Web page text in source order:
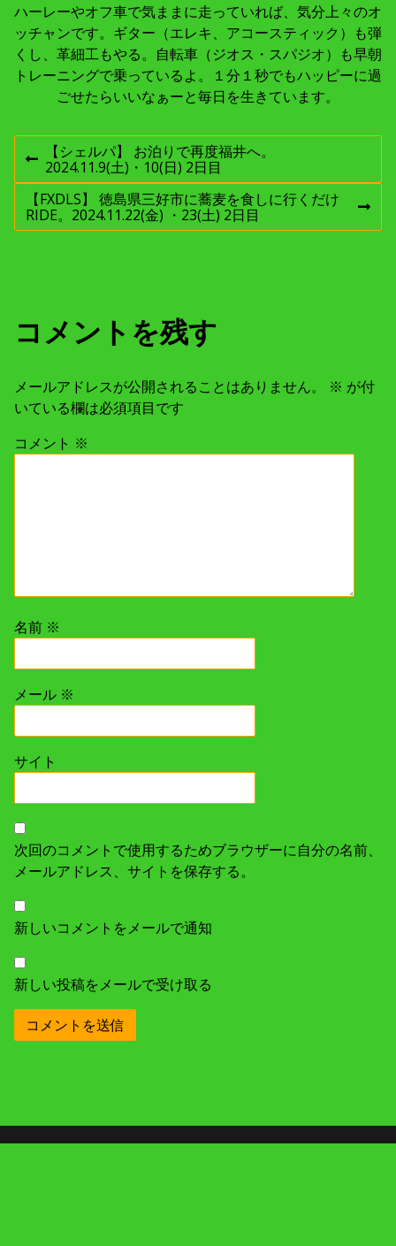
ハーレーやオフ車で気ままに走っていれば、気分上々のオ
ッチャンです。ギター（エレキ、アコースティック）も弾
くし、革細工もやる。自転車（ジオス・スパジオ）も早朝
トレーニングで乗っているよ。１分１秒でもハッピーに過
ごせたらいいなぁーと毎日を生きています。
投
稿
ナ
ゲ
シ
ョ
前
の
投
稿
:
【シェルパ】 お泊りで再度福井へ。
2024.11.9(土)・10(日) 2日目
次
の
【FXDLS】 徳島県三好市に蕎麦を食しに行くだけ
RIDE。2024.11.22(金) ・23(土) 2日目
コメントを残す
メールアドレスが公開されることはありません。 ※ が付
いている欄は必須項目です
コメント ※
名前 ※
メール ※
サイト
次回のコメントで使用するためブラウザーに自分の名前、
メールアドレス、サイトを保存する。
新しいコメントをメールで通知
新しい投稿をメールで受け取る